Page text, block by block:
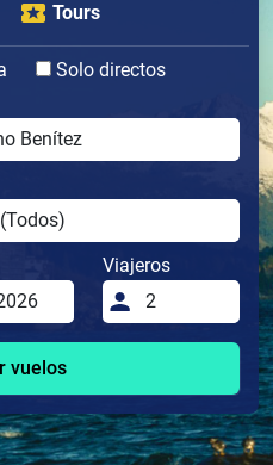
Tours
Solo directos
Viajeros
vuelos